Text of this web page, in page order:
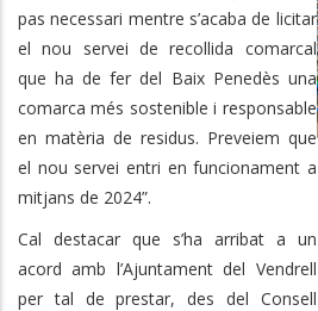
pas necessari mentre s’acaba de licitar
el nou servei de recollida comarcal
que ha de fer del Baix Penedès una
comarca més sostenible i responsable
en matèria de residus. Preveiem que
el nou servei entri en funcionament a
mitjans de 2024”.
Cal destacar que s’ha arribat a un
acord amb l’Ajuntament del Vendrell
per tal de prestar, des del Consell